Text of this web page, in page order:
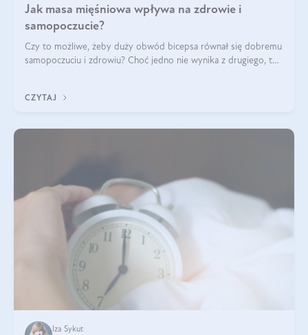
Jak masa mięśniowa wpływa na zdrowie i
samopoczucie?
Czy to możliwe, żeby duży obwód bicepsa równał się dobremu
samopoczuciu i zdrowiu? Choć jedno nie wynika z drugiego, to
wyjaśnimy.
CZYTAJ
Iza Sykut